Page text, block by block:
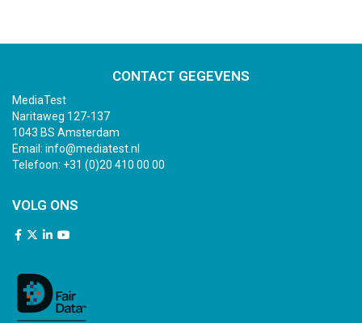
CONTACT GEGEVENS
MediaTest
Naritaweg 127-137
1043 BS Amsterdam
Email: info@mediatest.nl
Telefoon: +31 (0)20 410 00 00
VOLG ONS